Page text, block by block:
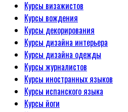
Курсы визажистов
Курсы вождения
Курсы декорирования
Курсы дизайна интерьера
Курсы дизайна одежды
Курсы журналистов
Курсы иностранных языков
Курсы испанского языка
Курсы йоги